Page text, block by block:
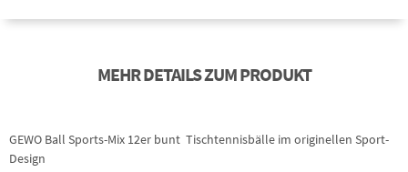
MEHR DETAILS ZUM PRODUKT
GEWO Ball Sports-Mix 12er bunt  Tischtennisbälle im originellen Sport-
Design